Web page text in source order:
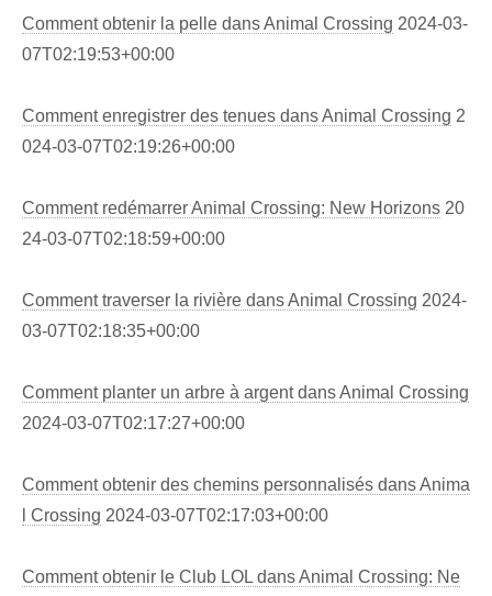
Comment obtenir la pelle dans Animal Crossing 2024-03-
07T02:19:53+00:00
Comment enregistrer des tenues dans Animal Crossing 2
024-03-07T02:19:26+00:00
Comment redémarrer Animal Crossing: New Horizons 20
24-03-07T02:18:59+00:00
Comment traverser la rivière dans Animal Crossing 2024-
03-07T02:18:35+00:00
Comment planter un arbre à argent dans Animal Crossing
2024-03-07T02:17:27+00:00
Comment obtenir des chemins personnalisés dans Anima
l Crossing 2024-03-07T02:17:03+00:00
Comment obtenir le Club LOL dans Animal Crossing: Ne